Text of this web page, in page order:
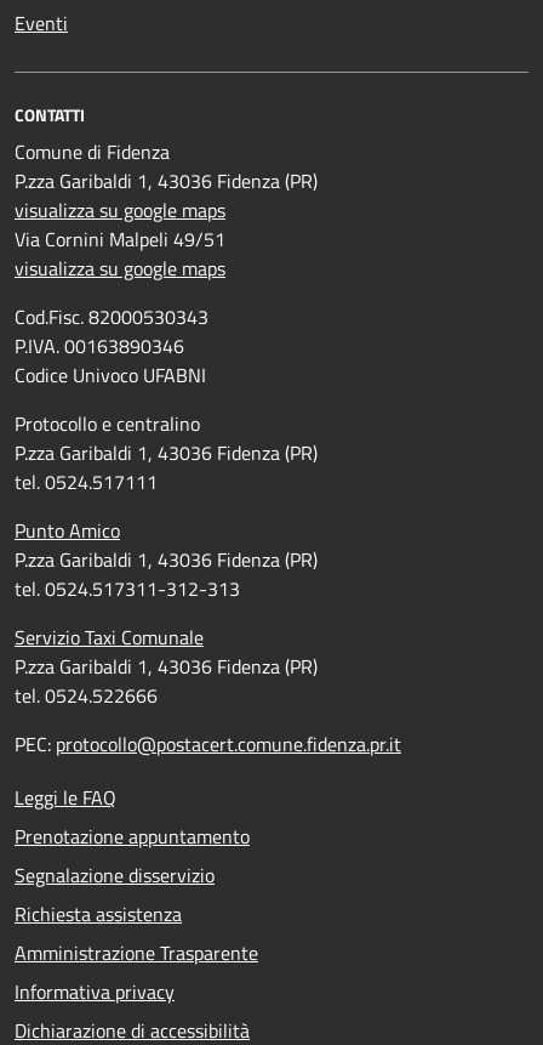
Eventi
CONTATTI
Comune di Fidenza
P.zza Garibaldi 1, 43036 Fidenza (PR)
visualizza su google maps
Via Cornini Malpeli 49/51
visualizza su google maps
Cod.Fisc. 82000530343
P.IVA. 00163890346
Codice Univoco UFABNI
Protocollo e centralino
P.zza Garibaldi 1, 43036 Fidenza (PR)
tel. 0524.517111
Punto Amico
P.zza Garibaldi 1, 43036 Fidenza (PR)
tel. 0524.517311-312-313
Servizio Taxi Comunale
P.zza Garibaldi 1, 43036 Fidenza (PR)
tel. 0524.522666
PEC: protocollo@postacert.comune.fidenza.pr.it
Leggi le FAQ
Prenotazione appuntamento
Segnalazione disservizio
Richiesta assistenza
Amministrazione Trasparente
Informativa privacy
Dichiarazione di accessibilità